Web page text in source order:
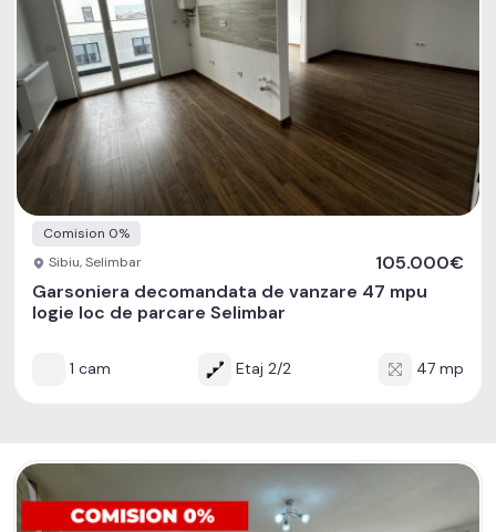
Comision 0%
Sibiu, Selimbar
105.000€
Garsoniera decomandata de vanzare 47 mpu
logie loc de parcare Selimbar
1 cam Etaj 2/2 47 mp